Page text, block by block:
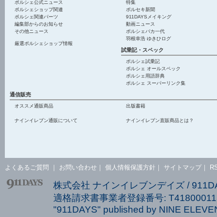
ポルシェ公式ニュース
ポルシェショップ関連
ポルシェ関連パーツ
編集部からのお知らせ
その他ニュース
厳選ポルシェショップ情報
特集
ポルセキ新聞
911DAYSメイキング
動画ニュース
ポルシェバカ一代
羽根幸浩 ゆきひログ
試乗記・スペック
ポルシェ試乗記
ポルシェ オールスペック
ポルシェ用語辞典
ポルシェ スーパーリンク集
通信販売
オススメ通販商品 出版書籍
ナインイレブン通販について ナインイレブン直販商品とは？
よくあるご質問 お問い合わせ 個人情報保護方針 サイトマップ｜
株式会社 ナインイレブンデイズ /
適格請求書事業者登録番号:
"911DAYS" published by NINE